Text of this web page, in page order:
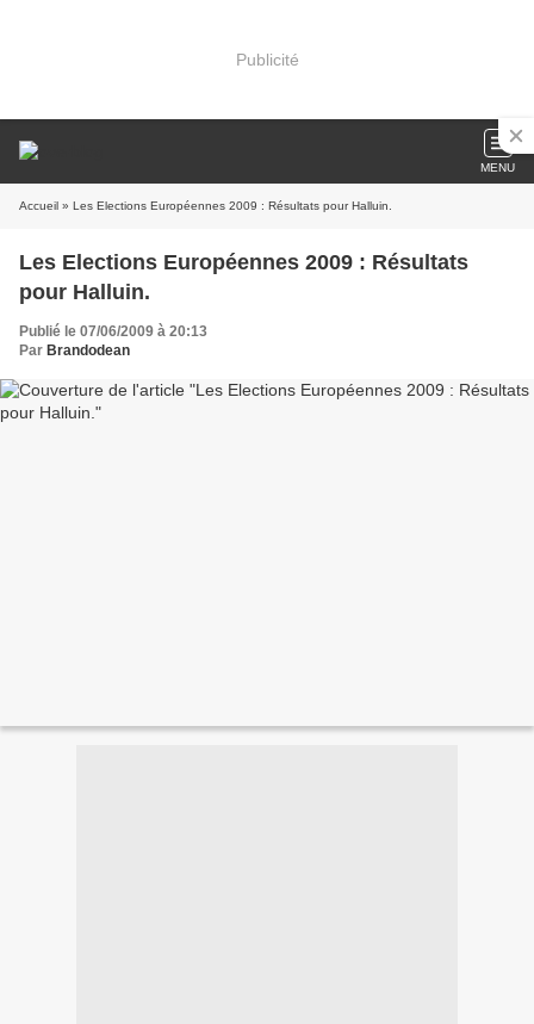
Publicité
MENU
Accueil » Les Elections Européennes 2009 : Résultats pour Halluin.
Les Elections Européennes 2009 : Résultats
pour Halluin.
Publié le 07/06/2009 à 20:13
Par Brandodean